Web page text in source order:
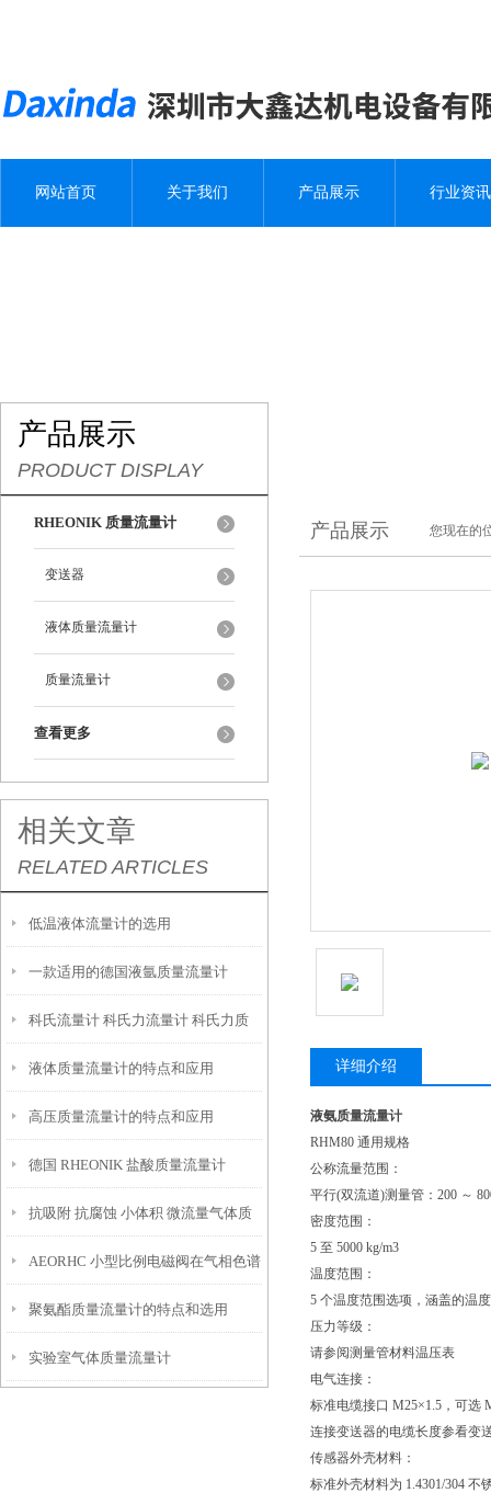
网站首页 关于我们 产品展示 行业资讯
产品展示
PRODUCT DISPLAY
RHEONIK 质量流量计
变送器
液体质量流量计
质量流量计
查看更多
相关文章
RELATED ARTICLES
低温液体流量计的选用
一款适用的德国液氩质量流量计
科氏流量计 科氏力流量计 科氏力质
量流量计的工作原理
液体质量流量计的特点和应用
高压质量流量计的特点和应用
德国 RHEONIK 盐酸质量流量计
抗吸附 抗腐蚀 小体积 微流量气体质
量流量计
AEORHC 小型比例电磁阀在气相色谱
仪上的应用
聚氨酯质量流量计的特点和选用
实验室气体质量流量计
产品展示 您现在的
详细介绍
液氨质量流量计
RHM80 通用规格
公称流量范围：
平行(双流道)测量管：200 ～
密度范围：
5 至 5000 kg/m3
温度范围：
5 个温度范围选项，涵盖的温
压力等级：
请参阅测量管材料温压表
电气连接：
标准电缆接口 M25×1.5，可选
连接变送器的电缆长度参看变
传感器外壳材料：
标准外壳材料为 1.4301/304 不